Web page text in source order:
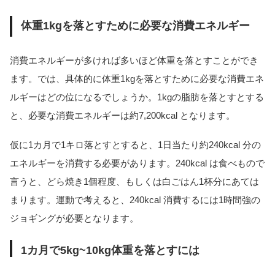
体重1kgを落とすために必要な消費エネルギー
消費エネルギーが多ければ多いほど体重を落とすことができ
ます。では、具体的に体重1kgを落とすために必要な消費エネ
ルギーはどの位になるでしょうか。1kgの脂肪を落とすとする
と、必要な消費エネルギーは約7,200kcal となります。
仮に1カ月で1キロ落とすとすると、1日当たり約240kcal 分の
エネルギーを消費する必要があります。240kcal は食べもので
言うと、どら焼き1個程度、もしくは白ごはん1杯分にあては
まります。運動で考えると、240kcal 消費するには1時間強の
ジョギングが必要となります。
1カ月で5kg~10kg体重を落とすには